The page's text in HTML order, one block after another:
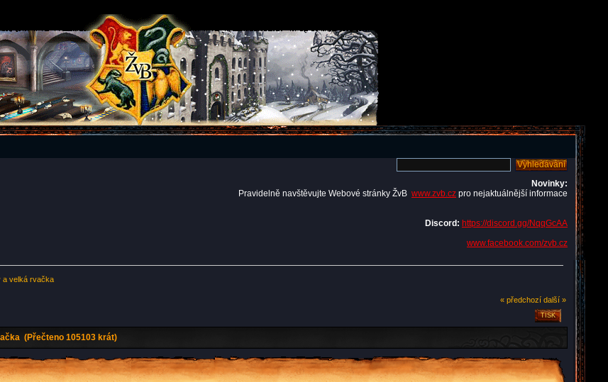
Novinky:
Pravidelně navštěvujte Webové stránky ŽvB www.zvb.cz pro nejaktuálnější informace
Discord: https://discord.gg/NqqGcAA
www.facebook.com/zvb.cz
a velká rvačka
« předchozí další »
TISK
(Přečteno 105103 krát)